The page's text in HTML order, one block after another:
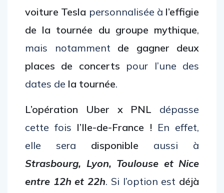
voiture Tesla personnalisée à l’effigie
de la tournée du groupe mythique,
mais notamment de gagner deux
places de concerts pour l’une des
dates de la tournée.
L’opération Uber x PNL dépasse
cette fois l’Ile-de-France ! En effet,
elle sera disponible aussi à
Strasbourg, Lyon, Toulouse et Nice
entre 12h et 22h. Si l’option est déjà